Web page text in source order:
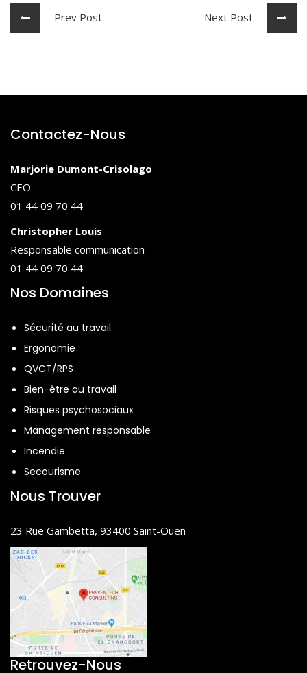
Prev Post Next Post
Contactez-Nous
Marjorie Dumont-Crisolago
CEO
01 44 09 70 44
Christopher Louis
Responsable communication
01 44 09 70 44
Nos Domaines
Sécurité au travail
Ergonomie
QVCT/RPS
Bien-être au travail
Risques psychosociaux
Management responsable
Incendie
Secourisme
Nous Trouver
23 Rue Gambetta, 93400 Saint-Ouen
Retrouvez-Nous